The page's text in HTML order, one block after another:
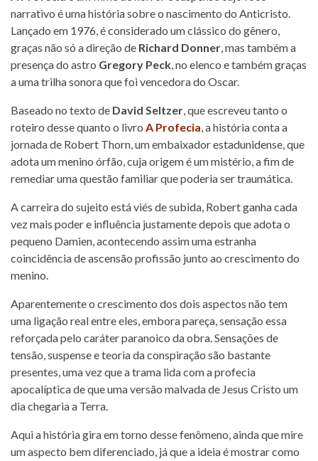
narrativo é uma história sobre o nascimento do Anticristo.
Lançado em 1976, é considerado um clássico do gênero,
graças não só a direção de Richard Donner, mas também a
presença do astro Gregory Peck, no elenco e também graças
a uma trilha sonora que foi vencedora do Oscar.
Baseado no texto de David Seltzer, que escreveu tanto o
roteiro desse quanto o livro A Profecia, a história conta a
jornada de Robert Thorn, um embaixador estadunidense, que
adota um menino órfão, cuja origem é um mistério, a fim de
remediar uma questão familiar que poderia ser traumática.
A carreira do sujeito está viés de subida, Robert ganha cada
vez mais poder e influência justamente depois que adota o
pequeno Damien, acontecendo assim uma estranha
coincidência de ascensão profissão junto ao crescimento do
menino.
Aparentemente o crescimento dos dois aspectos não tem
uma ligação real entre eles, embora pareça, sensação essa
reforçada pelo caráter paranoico da obra. Sensações de
tensão, suspense e teoria da conspiração são bastante
presentes, uma vez que a trama lida com a profecia
apocalíptica de que uma versão malvada de Jesus Cristo um
dia chegaria a Terra.
Aqui a história gira em torno desse fenômeno, ainda que mire
um aspecto bem diferenciado, já que a ideia é mostrar como